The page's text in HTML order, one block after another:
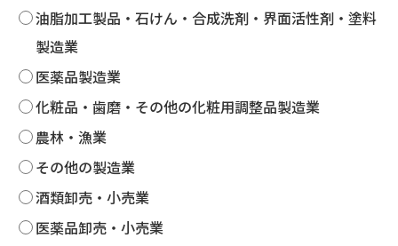
油脂加工製品・石けん・合成洗剤・界面活性剤・塗料
製造業
医薬品製造業
化粧品・歯磨・その他の化粧用調整品製造業
農林・漁業
その他の製造業
酒類卸売・小売業
医薬品卸売・小売業